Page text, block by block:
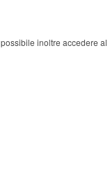
possibile inoltre accedere